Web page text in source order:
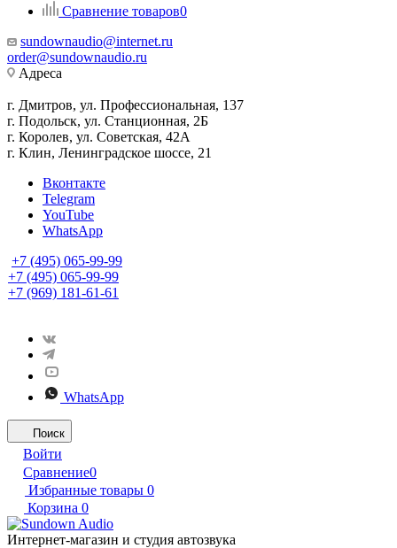
Сравнение товаров0
sundownaudio@internet.ru
order@sundownaudio.ru
Адреса
г. Дмитров, ул. Профессиональная, 137
г. Подольск, ул. Станционная, 2Б
г. Королев, ул. Советская, 42А
г. Клин, Ленинградское шоссе, 21
Вконтакте
Telegram
YouTube
WhatsApp
+7 (495) 065-99-99
+7 (495) 065-99-99
+7 (969) 181-61-61
WhatsApp
Поиск
Войти
Сравнение0
Избранные товары 0
Корзина 0
Интернет-магазин и студия автозвука